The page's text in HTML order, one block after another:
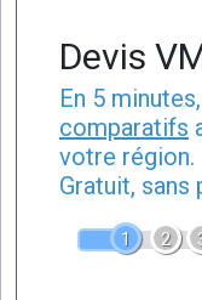
Devis
En 5
comparatifs
votre région.
Gratuit, sans
1 2